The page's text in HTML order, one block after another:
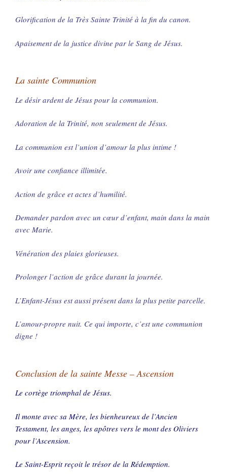
Glorification de la Très Sainte Trinité à la fin du canon.
Apaisement de la justice divine par le Sang de Jésus.
La sainte Communion
Le désir ardent de Jésus pour la communion.
Adoration de la Trinité, non seulement de Jésus.
La communion est l’union d’amour la plus intime !
Avoir une confiance illimitée.
Action de grâce et actes d’humilité.
Demander pardon avec un cœur d’enfant, main dans la main
avec Marie.
Vénération des plaies glorieuses.
Prolonger l’action de grâce durant la journée.
L’Enfant-Jésus est aussi présent dans la plus petite parcelle.
L’amour-propre nuit. Ce qui importe, c’est une communion
digne !
Conclusion de la sainte Messe – Ascension
Le cortège triomphal de Jésus.
Il monte avec sa Mère, les bienheureux de l’Ancien
Testament, les anges, les apôtres vers le mont des Oliviers
pour l’Ascension.
Le Saint-Esprit reçoit le trésor de la Rédemption.